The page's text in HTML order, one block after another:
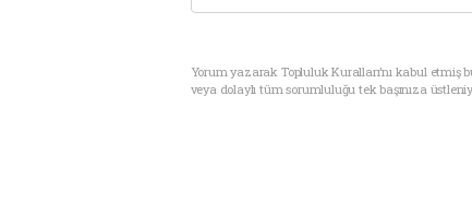
Yorum yazarak Topluluk Kuralları’nı kabul
veya dolaylı tüm sorumluluğu tek başınıza